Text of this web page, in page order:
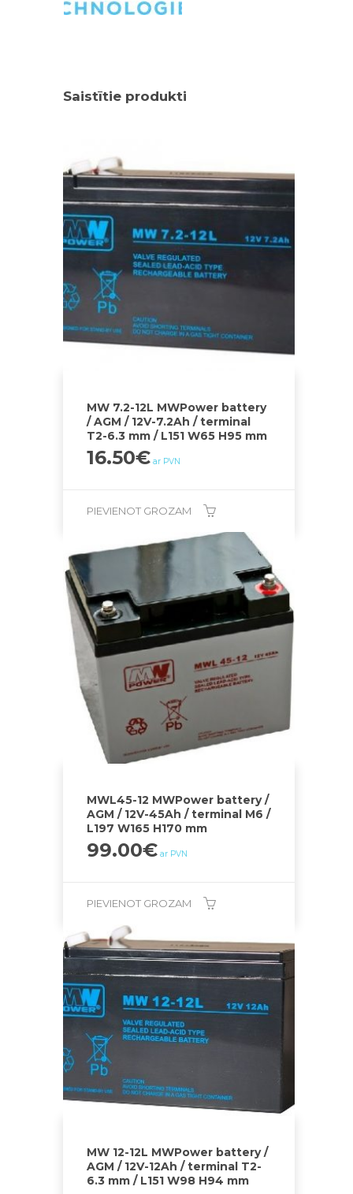
Saistītie produkti
MW 7.2-12L MWPower battery
/ AGM / 12V-7.2Ah / terminal
T2-6.3 mm / L151 W65 H95 mm
16.50€ ar PVN
PIEVIENOT GROZAM
MWL45-12 MWPower battery /
AGM / 12V-45Ah / terminal M6 /
L197 W165 H170 mm
99.00€ ar PVN
PIEVIENOT GROZAM
MW 12-12L MWPower battery /
AGM / 12V-12Ah / terminal T2-
6.3 mm / L151 W98 H94 mm